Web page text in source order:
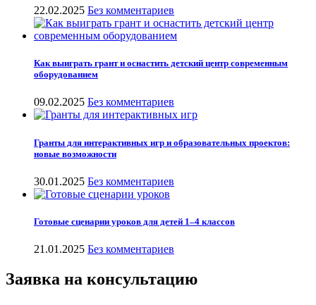
22.02.2025 Без комментариев
Как выиграть грант и оснастить детский центр современным
оборудованием
09.02.2025 Без комментариев
Гранты для интерактивных игр и образовательных проектов:
новые возможности
30.01.2025 Без комментариев
Готовые сценарии уроков для детей 1–4 классов
21.01.2025 Без комментариев
Заявка на консультацию